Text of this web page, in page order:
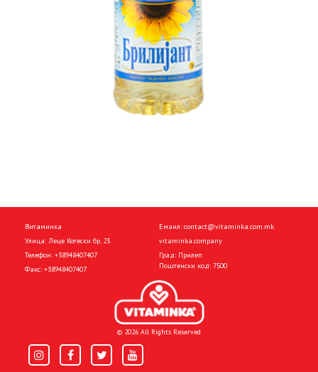
Витаминка
Улица: Леце Котески бр. 23
Телефон: +38948407407
Факс: +38948407407
Емаил: contact@vitaminka.com.mk
vitaminka.company
Град: Прилеп
Поштенски код: 7500
© 2026 All Rights Reserved